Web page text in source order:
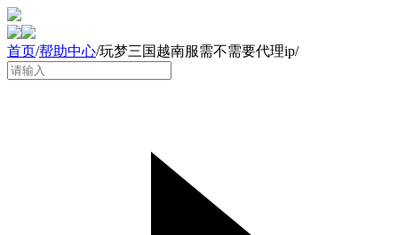
首页/帮助中心/玩梦三国越南服需不需要代理ip/